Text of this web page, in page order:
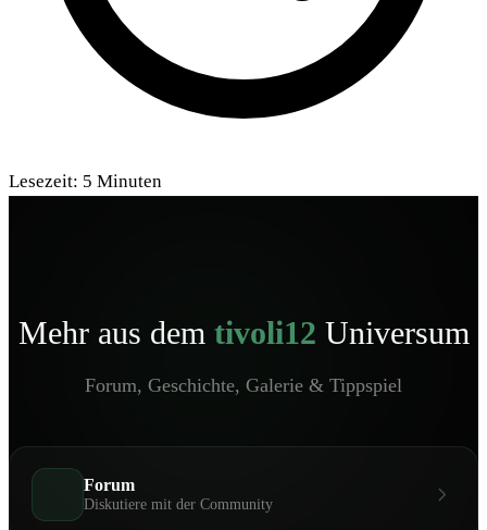
Lesezeit: 5 Minuten
Mehr aus dem tivoli12 Universum
Forum, Geschichte, Galerie & Tippspiel
Forum
Diskutiere mit der Community